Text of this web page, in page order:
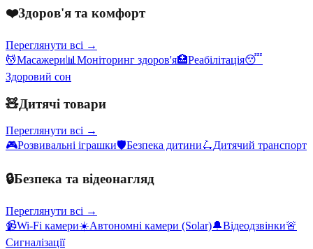
❤️Здоров'я та комфорт
Переглянути всі →
💆Масажери📊 Моніторинг здоров'я🏥Реабілітація😴
Здоровий сон
🧸Дитячі товари
Переглянути всі →
🎮Розвивальні іграшки🛡️Безпека дитини🛴Дитячий транспорт
🔒Безпека та відеонагляд
Переглянути всі →
📹Wi-Fi камери☀️Автономні камери (Solar)🔔Відеодзвінки🚨
Сигналізації